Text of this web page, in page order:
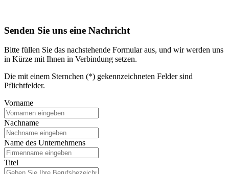
Senden Sie uns eine Nachricht
Bitte füllen Sie das nachstehende Formular aus, und wir werden uns
in Kürze mit Ihnen in Verbindung setzen.
Die mit einem Sternchen (*) gekennzeichneten Felder sind
Pflichtfelder.
Vorname
Nachname
Name des Unternehmens
Titel